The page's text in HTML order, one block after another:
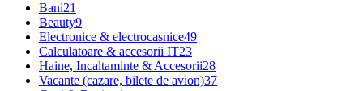
Bani21
Beauty9
Electronice & electrocasnice49
Calculatoare & accesorii IT23
Haine, Incaltaminte & Accesorii28
Vacante (cazare, bilete de avion)37